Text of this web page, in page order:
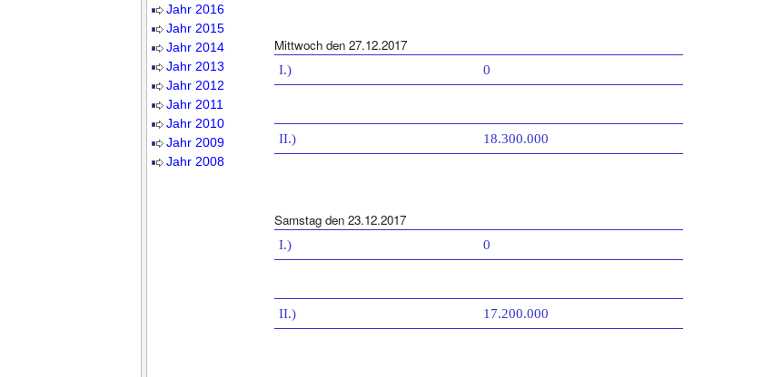
Jahr 2016
Jahr 2015
Jahr 2014
Jahr 2013
Jahr 2012
Jahr 2011
Jahr 2010
Jahr 2009
Jahr 2008
Mittwoch den 27.12.2017
I.) 0
II.) 18.300.000
Samstag den 23.12.2017
I.) 0
II.) 17.200.000